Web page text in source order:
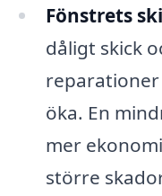
Fönstrets
dåligt skick
öka. En
mer
större